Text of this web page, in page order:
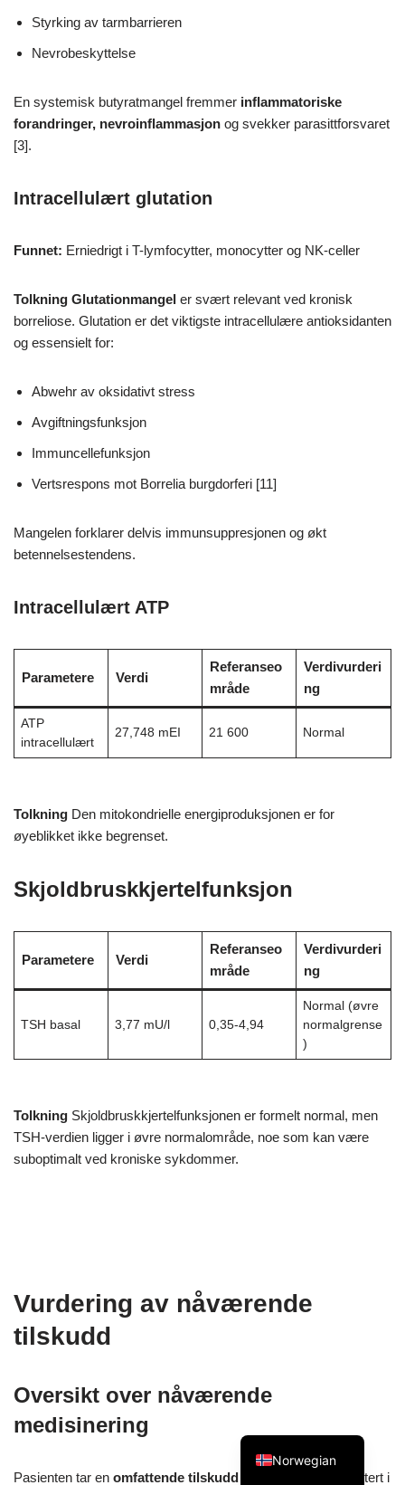
Styrking av tarmbarrieren
Nevrobeskyttelse
En systemisk butyratmangel fremmer inflammatoriske
forandringer, nevroinflammasjon og svekker parasittforsvaret
[3].
Intracellulært glutation
Funnet: Erniedrigt i T-lymfocytter, monocytter og NK-celler
Tolkning Glutationmangel er svært relevant ved kronisk
borreliose. Glutation er det viktigste intracellulære antioksidanten
og essensielt for:
Abwehr av oksidativt stress
Avgiftningsfunksjon
Immuncellefunksjon
Vertsrespons mot Borrelia burgdorferi [11]
Mangelen forklarer delvis immunsuppresjonen og økt
betennelsestendens.
Intracellulært ATP
Parametere Verdi
Referanseo
mråde
Verdivurderi
ng
ATP
intracellulært
27,748 mEI 21 600 Normal
Tolkning Den mitokondrielle energiproduksjonen er for
øyeblikket ikke begrenset.
Skjoldbruskkjertelfunksjon
Parametere Verdi
Referanseo
mråde
Verdivurderi
ng
TSH basal 3,77 mU/l 0,35-4,94
Normal (øvre
normalgrense
)
Tolkning Skjoldbruskkjertelfunksjonen er formelt normal, men
TSH-verdien ligger i øvre normalområde, noe som kan være
suboptimalt ved kroniske sykdommer.
Vurdering av nåværende
tilskudd
Oversikt over nåværende
medisinering
Pasienten tar en omfattende tilskudd én, som er dokumentert i
Norwegian
French